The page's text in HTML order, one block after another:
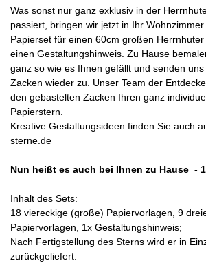
Was sonst nur ganz exklusiv in der
passiert, bringen wir jetzt in Ihr
Papierset für einen 60cm großen
einen Gestaltungshinweis. Zu Hause
ganz so wie es Ihnen gefällt und senden
Zacken wieder zu. Unser Team der
den gebastelten Zacken Ihren ganz
Papierstern.
Kreative Gestaltungsideen finden Sie auch
sterne.de
Nun heißt es auch bei Ihnen zu Hause -
Inhalt des Sets:
18 viereckige (große) Papiervorlagen, 9
Papiervorlagen, 1x Gestaltungshinweis;
Nach Fertigstellung des Sterns wird er in
zurückgeliefert.